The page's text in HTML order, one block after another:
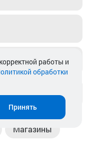
Магазины
работы и
обработки
Принять